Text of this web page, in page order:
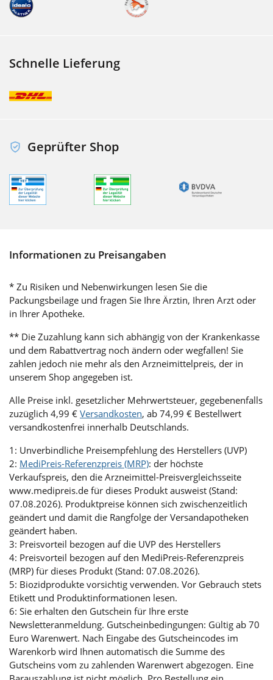
Schnelle Lieferung
Geprüfter Shop
Informationen zu Preisangaben
* Zu Risiken und Nebenwirkungen lesen Sie die
Packungsbeilage und fragen Sie Ihre Ärztin, Ihren Arzt oder
in Ihrer Apotheke.
** Die Zuzahlung kann sich abhängig von der Krankenkasse
und dem Rabattvertrag noch ändern oder wegfallen! Sie
zahlen jedoch nie mehr als den Arzneimittelpreis, der in
unserem Shop angegeben ist.
Alle Preise inkl. gesetzlicher Mehrwertsteuer, gegebenenfalls
zuzüglich 4,99 € Versandkosten, ab 74,99 € Bestellwert
versandkostenfrei innerhalb Deutschlands.
1: Unverbindliche Preisempfehlung des Herstellers (UVP)
2: MediPreis-Referenzpreis (MRP): der höchste
Verkaufspreis, den die Arzneimittel-Preisvergleichsseite
www.medipreis.de für dieses Produkt ausweist (Stand:
07.08.2026). Produktpreise können sich zwischenzeitlich
geändert und damit die Rangfolge der Versandapotheken
geändert haben.
3: Preisvorteil bezogen auf die UVP des Herstellers
4: Preisvorteil bezogen auf den MediPreis-Referenzpreis
(MRP) für dieses Produkt (Stand: 07.08.2026).
5: Biozidprodukte vorsichtig verwenden. Vor Gebrauch stets
Etikett und Produktinformationen lesen.
6: Sie erhalten den Gutschein für Ihre erste
Newsletteranmeldung. Gutscheinbedingungen: Gültig ab 70
Euro Warenwert. Nach Eingabe des Gutscheincodes im
Warenkorb wird Ihnen automatisch die Summe des
Gutscheins vom zu zahlenden Warenwert abgezogen. Eine